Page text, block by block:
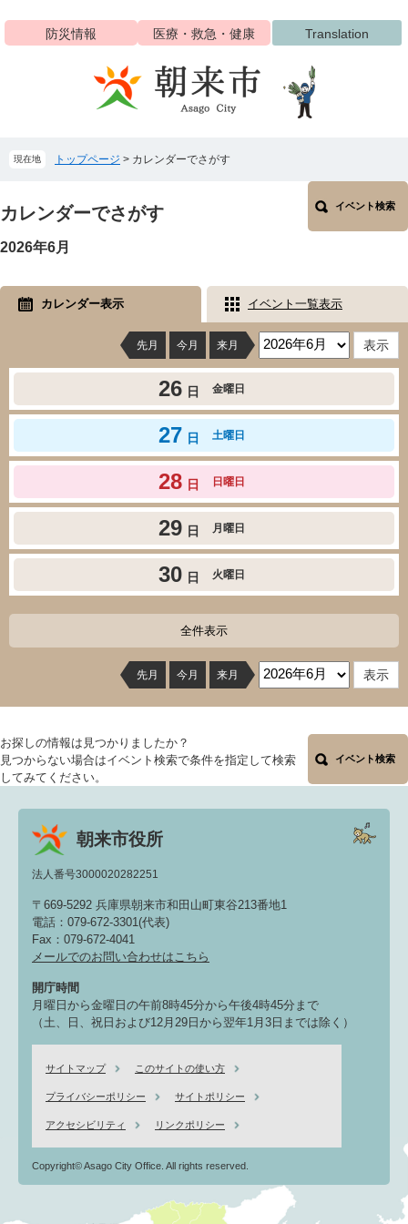
ジ
ュ
へ
防災情報 医療・救急・健康 Translation
現在地 トップページ > カレンダーでさがす
文
カレンダーでさがす イベント検索
2026年6月
カレンダー表示 イベント一覧表示
先月 今月 来月
26 日 金曜日
27 日 土曜日
28 日 日曜日
29 日 月曜日
30 日 火曜日
全件表示
先月 今月 来月
お探しの情報は見つかりましたか？
見つからない場合はイベント検索で条件を指定して検索
してみてください。
イベント検索
朝来市役所
法人番号3000020282251
〒669-5292 兵庫県朝来市和田山町東谷213番地1
電話：079-672-3301(代表)
Fax：079-672-4041
メールでのお問い合わせはこちら
開庁時間
月曜日から金曜日の午前8時45分から午後4時45分まで
（土、日、祝日および12月29日から翌年1月3日までは除く）
サイトマップ このサイトの使い方
プライバシーポリシー サイトポリシー
アクセシビリティ リンクポリシー
Copyright© Asago City Office. All rights reserved.